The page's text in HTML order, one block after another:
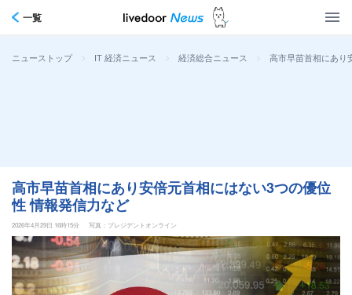
一覧
ニューストップ > IT 経済ニュース > 経済総合ニュース > 高市早苗首相にあり
高市早苗首相にあり安倍元首相にはない3つの優位
性 情報発信力など
2026年4月29日 16時15分 写真：プレジデントオンライン